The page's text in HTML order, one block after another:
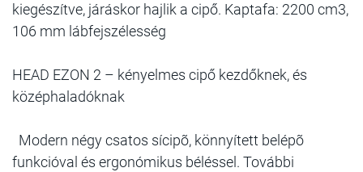
kiegészítve, járáskor hajlik a cipő. Kaptafa: 2200 cm3,
106 mm lábfejszélesség
HEAD EZON 2 – kényelmes cipő kezdőknek, és
középhaladóknak
Modern négy csatos sícipõ, könnyített belépõ
funkcióval és ergonómikus béléssel. További